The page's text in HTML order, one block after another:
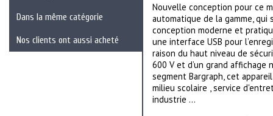
Dans la même catégorie
Nos clients ont aussi acheté
Nouvelle conception pour ce
automatique de la gamme, qui
conception moderne et
une interface USB pour
raison du haut niveau de
600 V et d’un grand
segment Bargraph, cet
milieu scolaire , service
industrie ...